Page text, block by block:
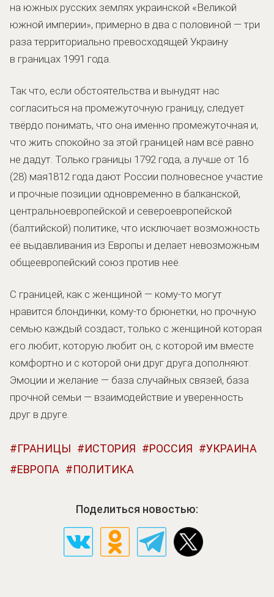
на южных русских землях украинской «Великой
южной империи», примерно в два с половиной — три
раза территориально превосходящей Украину
в границах 1991 года.
Так что, если обстоятельства и вынудят нас
согласиться на промежуточную границу, следует
твёрдо понимать, что она именно промежуточная и,
что жить спокойно за этой границей нам всё равно
не дадут. Только границы 1792 года, а лучше от 16
(28) мая1812 года дают России полновесное участие
и прочные позиции одновременно в балканской,
центральноевропейской и североевропейской
(балтийской) политике, что исключает возможность
её выдавливания из Европы и делает невозможным
общеевропейский союз против неё.
С границей, как с женщиной — кому-то могут
нравится блондинки, кому-то брюнетки, но прочную
семью каждый создаст, только с женщиной которая
его любит, которую любит он, с которой им вместе
комфортно и с которой они друг друга дополняют.
Эмоции и желание — база случайных связей, база
прочной семьи — взаимодействие и уверенность
друг в друге.
ГРАНИЦЫ ИСТОРИЯ РОССИЯ
УКРАИНА
ЕВРОПА
ПОЛИТИКА
Поделиться новостью: